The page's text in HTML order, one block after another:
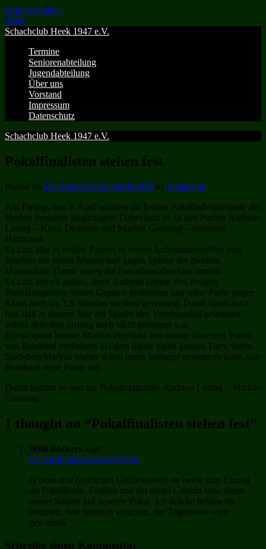
Skip to content
Menu
Schachclub Heek 1947 e.V.
Termine
Seniorenabteilung
Jugendabteilung
Über uns
Vorstand
Impressum
Datenschutz
Schachclub Heek 1947 e.V.
Pokalfinalisten stehen fest
Posted on 10. April 201010. April 2010 by mgausling
Am Freitag, den 9. April wurden die beiden Pokalhalbfinalspiele der
Heeker Senioren ausgetragen. Dabei kam es zu den Partien Andreas
Lösing – Klaus Deitmers und Markus Gausling – Bernhard
Hartmann.
Es kam also in beiden Partien zu einem Aufeinandertreffen von
Spielern der ersten Mannschaft gegen Spieler der zweiten
Mannschaft. Damit waren die Favoritenrollen klar verteilt…
Es kam jedoch anders, denn Andreas konnte von einigen
Nachlässigkeiten seines Gegners profitieren und seine Partie gegen
Klaus nach ca. 1.5 Stunden verdient gewinnen. Damit stand auch
fest, daß in diesem Jahr ein Spieler den Vereinspokal gewinnen
würde dem dies bislang noch nicht gelungen war.
Etwas später konnte Markus ebenfalls von einem schweren Patzer
von Bernhard profitieren bei dem dieser einen ganzen Turm verlor.
Nachdem Markus vorher schon einen Springer gewonnen hatte, gab
Bernhard seine Partie auf.
Damit kommt es nun zur Pokalfinalpartie: Andreas Lösing – Markus
Gausling
1 thought on “Pokalfinalisten stehen fest”
Willi Böckers sagt:
13. April 2010 um 12:56 Uhr
Ja dann mal herzlichen Glückwunsch an beide zum Einzug
ins Pokalfinale. Endlich mal ein neues Gesicht bzw. einen
neuen Namen auf unseren Pokal. Ich drücke beiden die
Daumen. Wie heisst es so schön, der Tagesbeste wird
gewinnen.
Schreibe einen Kommentar